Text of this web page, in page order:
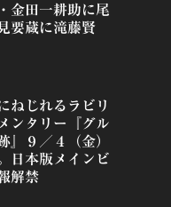
金田一耕助に尾
要蔵に滝藤賢
ねじれるラビリ
ンタリー『グル
』９／４（金）
日本版メインビ
解禁